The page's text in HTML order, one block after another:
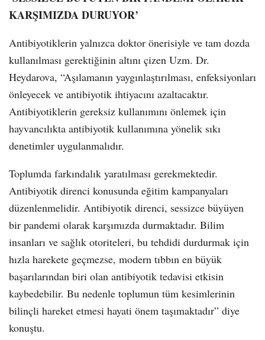
KARŞIMIZDA DURUYOR’
Antibiyotiklerin yalnızca doktor önerisiyle ve tam dozda
kullanılması gerektiğinin altını çizen Uzm. Dr.
Heydarova, “Aşılamanın yaygınlaştırılması, enfeksiyonları
önleyecek ve antibiyotik ihtiyacını azaltacaktır.
Antibiyotiklerin gereksiz kullanımını önlemek için
hayvancılıkta antibiyotik kullanımına yönelik sıkı
denetimler uygulanmalıdır.
Toplumda farkındalık yaratılması gerekmektedir.
Antibiyotik direnci konusunda eğitim kampanyaları
düzenlenmelidir. Antibiyotik direnci, sessizce büyüyen
bir pandemi olarak karşımızda durmaktadır. Bilim
insanları ve sağlık otoriteleri, bu tehdidi durdurmak için
hızla harekete geçmezse, modern tıbbın en büyük
başarılarından biri olan antibiyotik tedavisi etkisin
kaybedebilir. Bu nedenle toplumun tüm kesimlerinin
bilinçli hareket etmesi hayati önem taşımaktadır” diye
konuştu.